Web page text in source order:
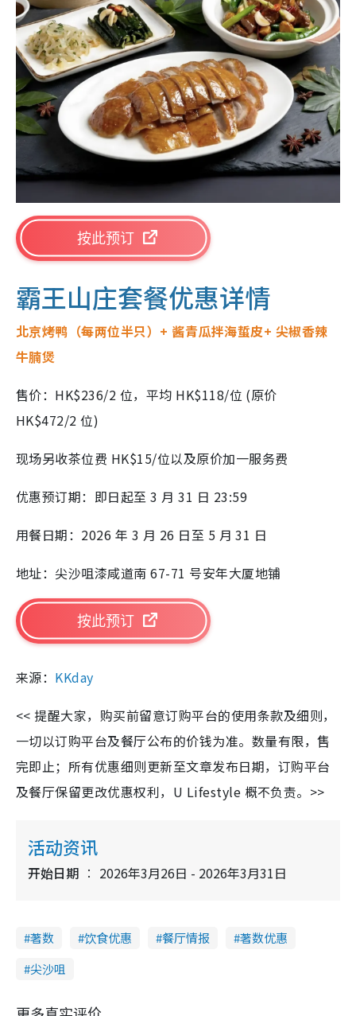
按此预订
霸王山庄套餐优惠详情
北京烤鸭（每两位半只）+ 酱青瓜拌海蜇皮+ 尖椒香辣
牛腩煲
售价：HK$236/2 位，平均 HK$118/位 (原价
HK$472/2 位)
现场另收茶位费 HK$15/位以及原价加一服务费
优惠预订期：即日起至 3 月 31 日 23:59
用餐日期：2026 年 3 月 26 日至 5 月 31 日
地址：尖沙咀漆咸道南 67-71 号安年大厦地铺
按此预订
来源： KKday
<< 提醒大家，购买前留意订购平台的使用条款及细则，
一切以订购平台及餐厅公布的价钱为准。数量有限，售
完即止；所有优惠细则更新至文章发布日期，订购平台
及餐厅保留更改优惠权利，U Lifestyle 概不负责。>>
活动资讯
开始日期 2026年3月26日 - 2026年3月31日
著数 饮食优惠 餐厅情报
著数优惠
尖沙咀